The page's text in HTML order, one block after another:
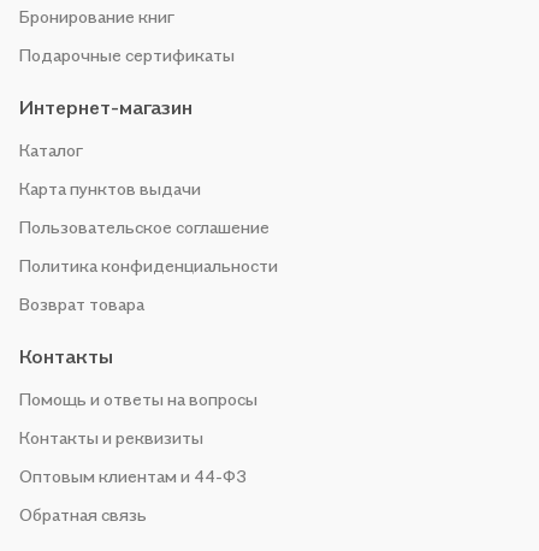
Бронирование книг
Подарочные сертификаты
Интернет-магазин
Каталог
Карта пунктов выдачи
Пользовательское соглашение
Политика конфиденциальности
Возврат товара
Контакты
Помощь и ответы на вопросы
Контакты и реквизиты
Оптовым клиентам и 44-ФЗ
Обратная связь